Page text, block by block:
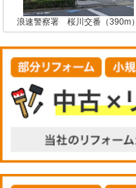
浪速警察署 桜川交番（390m）